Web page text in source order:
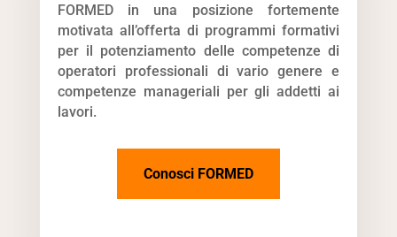
FORMED in una posizione fortemente
motivata all’offerta di programmi formativi
per il potenziamento delle competenze di
operatori professionali di vario genere e
competenze manageriali per gli addetti ai
lavori.
Conosci FORMED